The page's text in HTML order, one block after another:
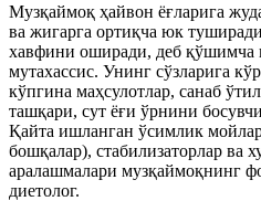
Музқаймоқ ҳайвон ёғларига
ва жигарга ортиқча юк
хавфини оширади, деб қўшимча
мутахассис. Унинг сўзларига
кўпгина маҳсулотлар, санаб
ташқари, сут ёғи ўрнини
Қайта ишланган ўсимлик
бошқалар), стабилизаторлар ва
аралашмалари музқаймоқнинг
диетолог.